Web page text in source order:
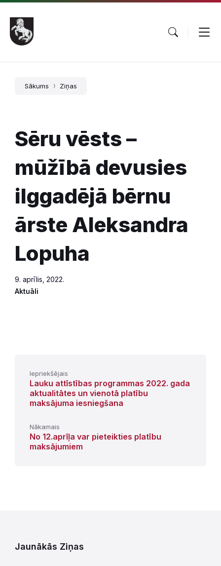
Pāriet
saturu
Skip
main
navigation
Skip
footer
Sākums Ziņas
Sēru vēsts –
mūžībā devusies
ilggadējā bērnu
ārste Aleksandra
Lopuha
9. aprīlis, 2022.
Aktuāli
Iepriekšējais
Lauku attīstības programmas 2022. gada
aktualitātes un vienotā platību
maksājuma iesniegšana
Nākamais
No 12.aprīļa var pieteikties platību
maksājumiem
Jaunākās Ziņas